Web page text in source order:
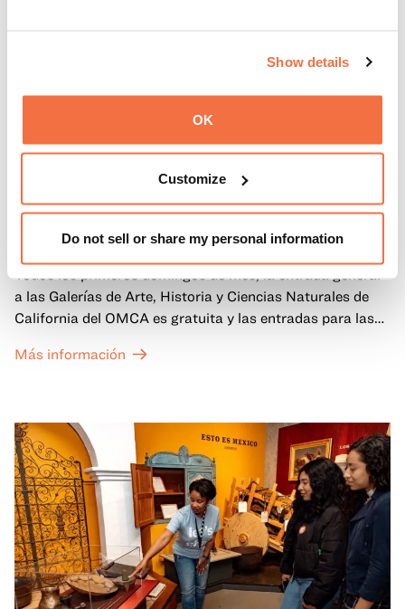
Show details
OK
Customize
Do not sell or share my personal information
Primeros domingos
a las Galerías de Arte, Historia y Ciencias Naturales de
California del OMCA es gratuita y las entradas para las
a un precio reducido de 6 $.
Más información